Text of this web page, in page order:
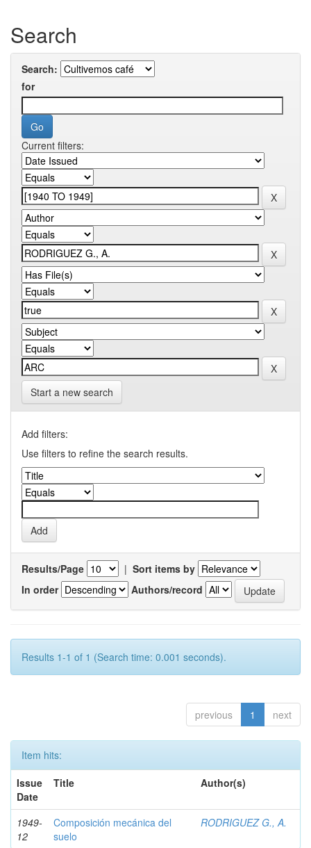
Search
Search:
for
Current filters:
Start a new search
Add filters:
Use filters to refine the search results.
Results/Page | Sort items by
In order
Authors/record
Results 1-1 of 1 (Search time: 0.001 seconds).
previous 1 next
Item hits:
Issue
Date
Title Author(s)
1949-
12
Composición mecánica del
suelo
RODRIGUEZ G., A.